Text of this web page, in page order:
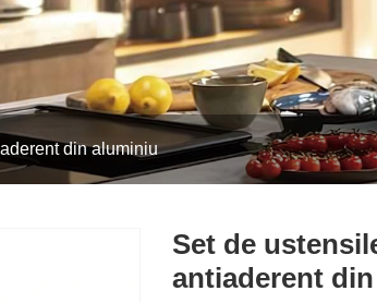
din aluminiu
Set de
antiaderent